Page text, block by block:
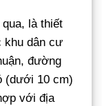
là thiết
khu dân cư
đường
(dưới 10 cm)
với địa